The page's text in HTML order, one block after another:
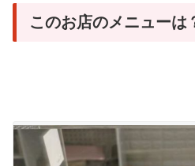
このお店のメニューは